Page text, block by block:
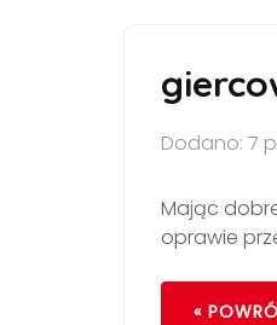
Dodano: 7
Mając
oprawie
«